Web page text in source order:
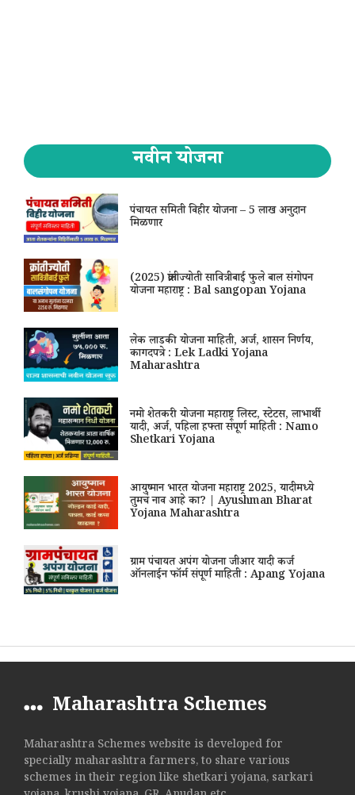
नवीन योजना
पंचायत समिती विहीर योजना – 5 लाख अनुदान
मिळणार
(2025) क्रांतीज्योती सावित्रीबाई फुले बाल संगोपन
योजना महाराष्ट्र : Bal sangopan Yojana
लेक लाडकी योजना माहिती, अर्ज, शासन निर्णय,
कागदपत्रे : Lek Ladki Yojana
Maharashtra
नमो शेतकरी योजना महाराष्ट्र लिस्ट, स्टेटस, लाभार्थी
यादी, अर्ज, पहिला हफ्ता संपूर्ण माहिती : Namo
Shetkari Yojana
आयुष्मान भारत योजना महाराष्ट्र 2025, यादीमध्ये
तुमचं नाव आहे का? | Ayushman Bharat
Yojana Maharashtra
ग्राम पंचायत अपंग योजना जीआर यादी कर्ज
ऑनलाईन फॉर्म संपूर्ण माहिती : Apang Yojana
Maharashtra Schemes
Maharashtra Schemes website is developed for
specially maharashtra farmers, to share various
schemes in their region like shetkari yojana, sarkari